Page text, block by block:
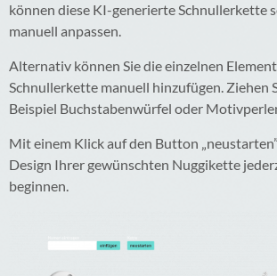
können diese KI-generierte Schnullerkette
manuell anpassen.
Alternativ können Sie die einzelnen
Schnullerkette manuell hinzufügen. Ziehen
Beispiel Buchstabenwürfel oder
Mit einem Klick auf den Button
Design Ihrer gewünschten Nuggikette
beginnen.